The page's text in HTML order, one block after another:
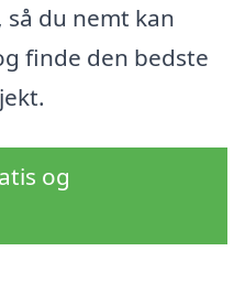
du nemt kan
finde den bedste
og